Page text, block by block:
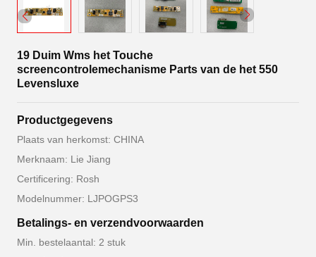
19 Duim Wms het Touche
screencontrolemechanisme Parts van de het 550
Levensluxe
Productgegevens
Plaats van herkomst: CHINA
Merknaam: Lie Jiang
Certificering: Rosh
Modelnummer: LJPOGPS3
Betalings- en verzendvoorwaarden
Min. bestelaantal: 2 stuk